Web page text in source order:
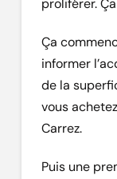
proliférer.
Ça
informer
de la
vous
Carrez.
Puis une